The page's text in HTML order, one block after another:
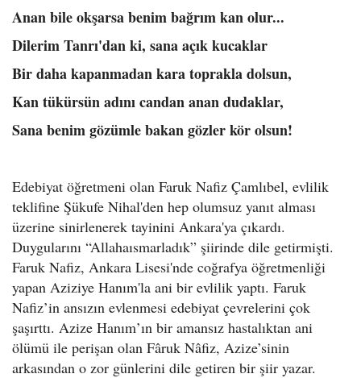
Anan bile okşarsa benim bağrım kan olur...
Dilerim Tanrı'dan ki, sana açık kucaklar
Bir daha kapanmadan kara toprakla dolsun,
Kan tükürsün adını candan anan dudaklar,
Sana benim gözümle bakan gözler kör olsun!
Edebiyat öğretmeni olan Faruk Nafiz Çamlıbel, evlilik
teklifine Şükufe Nihal'den hep olumsuz yanıt alması
üzerine sinirlenerek tayinini Ankara'ya çıkardı.
Duygularını “Allahaısmarladık” şiirinde dile getirmişti.
Faruk Nafiz, Ankara Lisesi'nde coğrafya öğretmenliği
yapan Aziziye Hanım'la ani bir evlilik yaptı. Faruk
Nafiz’in ansızın evlenmesi edebiyat çevrelerini çok
şaşırttı. Azize Hanım’ın bir amansız hastalıktan ani
ölümü ile perişan olan Fâruk Nâfiz, Azize’sinin
arkasından o zor günlerini dile getiren bir şiir yazar.